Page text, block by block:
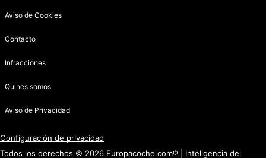
Aviso de Cookies
Contacto
Infracciones
Quines somos
Aviso de Privacidad
Configuración de privacidad
Todos los derechos © 2026 Europacoche.com® | Inteligencia del